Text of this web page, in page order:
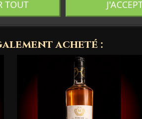
acheté :
TOUT